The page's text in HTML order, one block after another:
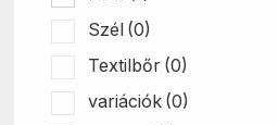
Szél (0)
Textilbőr (0)
variációk (0)